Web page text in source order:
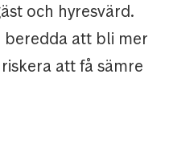
och hyresvärd.
beredda att bli mer
att få sämre